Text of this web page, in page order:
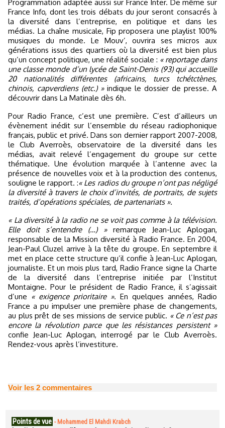
Programmation adaptée aussi sur France Inter. De même sur
France Info, dont les trois débats du jour seront consacrés à
la diversité dans l’entreprise, en politique et dans les
médias. La chaîne musicale, Fip proposera une playlist 100%
musiques du monde. Le Mouv’, ouvrira ses micros aux
générations issus des quartiers où la diversité est bien plus
qu’un concept politique, une réalité sociale : « reportage dans
une classe monde d’un lycée de Saint-Denis (93) qui accueille
20 nationalités différentes (africains, turcs tchétctènes,
chinois, capverdiens (etc.) »indique le dossier de presse. A
découvrir dans La Matinale dès 6h.
Pour Radio France, c’est une première. C’est d’ailleurs un
évènement inédit sur l’ensemble du réseau radiophonique
français, public et privé. Dans son dernier rapport 2007-2008,
le Club Averroès, observatoire de la diversité dans les
médias, avait relevé l’engagement du groupe sur cette
thématique. Une évolution marquée à l’antenne avec la
présence de nouvelles voix et à la production des contenus,
souligne le rapport. :« Les radios du groupe n’ont pas négligé
la diversité à travers le choix d’invités, de portraits, de sujets
traités, d’opérations spéciales, de partenariats ».
« La diversité à la radio ne se voit pas comme à la télévision.
Elle doit s’entendre (…) »remarque Jean-Luc Aplogan,
responsable de la Mission diversité à Radio France. En 2004,
Jean-Paul Cluzel arrive à la tête du groupe. En septembre il
met en place cette structure qu’il confie à Jean-Luc Aplogan,
journaliste. Et un mois plus tard, Radio France signe la Charte
de la diversité dans l’entreprise initiée par l’Institut
Montaigne. Pour le président de Radio France, il s’agissait
d’une « exigence prioritaire ». En quelques années, Radio
France a pu impulser une première phase de changements,
au plus prêt de ses missions de service public. « Ce n’est pas
encore la révolution parce que les résistances persistent »
confie Jean-Luc Aplogan, interrogé par le Club Averroès.
Rendez-vous après l’investiture.
Voir les 2 commentaires
Points de vue - Mohammed El Mahdi Krabch